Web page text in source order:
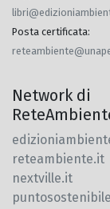
Posta certificata:
Network di
reteambiente.it
nextville.it